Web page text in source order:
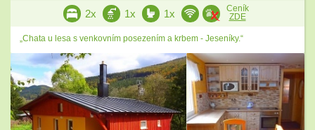
2x 1x 1x
Ceník
ZDE
„Chata u lesa s venkovním posezením a krbem - Jeseníky.“